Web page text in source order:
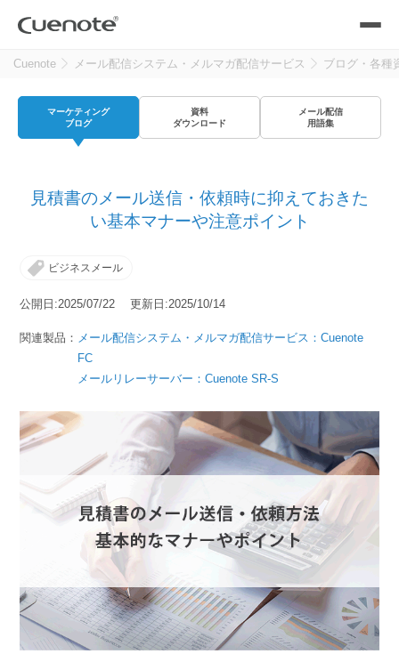
メール配信システム
メールリレーサーバー
kintone（キントーン）メール配信
SMS配信サービス
認証サービス
Webプッシュ通知サービス
アンケートシステム・フォーム
緊急参集・安否確認
活用シーン
会員獲得／ニーズ把握
コストを抑える
遅延なく確実・高速に送る
効果改善・顧客育成
システム連携・効率化
セキュリティ対策
デジタルマーケティング
セミナー
ブログ・各種資料
資料ダウンロード
メール配信用語集
資料請求・お問い合わせ
無料トライアル
03-6820-0515 06-6131-9960
（平日 10:00〜18:00）
Cuenote メール配信システム・メルマガ配信サービス ブログ・各種
マーケティング
ブログ
資料
ダウンロード
メール配信
用語集
見積書のメール送信・依頼時に抑えておきた
い基本マナーや注意ポイント
ビジネスメール
公開日:2025/07/22 更新日:2025/10/14
関連製品： メール配信システム・メルマガ配信サービス：Cuenote
FC
メールリレーサーバー：Cuenote SR-S